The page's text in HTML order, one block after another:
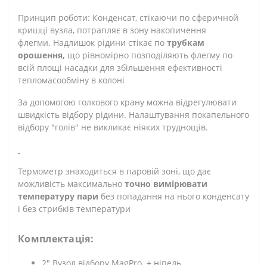
Принцип роботи: Конденсат, стікаючи по сферичной
кришці вузла, потрапляє в зону накопичення
флегми. Надлишок рідини стікає по трубкам
орошення, що рівномірно позподіляють флегму по
всій площі насадки для збільшення ефективності
тепломасообміну в колоні
За допомогою голкового крану можна відрегулювати
швидкість відбору рідини. Налаштування покапельного
відбору "голів" не викликає ніяких труднощів.
Термометр знаходиться в паровій зоні, що дає
можливість максимально точно вимірювати
температуру пари без попадання на нього конденсату
і без стрибків температури
Комплектація: